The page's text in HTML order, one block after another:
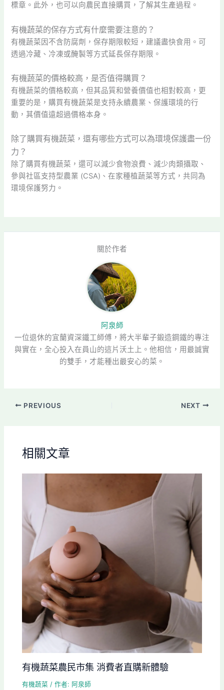
標章。此外，也可以向農民直接購買，了解其生產過程。
有機蔬菜的保存方式有什麼需要注意的？
有機蔬菜因不含防腐劑，保存期限較短，建議盡快食用。可
透過冷藏、冷凍或醃製等方式延長保存期限。
有機蔬菜的價格較高，是否值得購買？
有機蔬菜的價格較高，但其品質和營養價值也相對較高，更
重要的是，購買有機蔬菜是支持永續農業、保護環境的行
動，其價值遠超過價格本身。
除了購買有機蔬菜，還有哪些方式可以為環境保護盡一份
力？
除了購買有機蔬菜，還可以減少食物浪費、減少肉類攝取、
參與社區支持型農業 (CSA)、在家種植蔬菜等方式，共同為
環境保護努力。
關於作者
阿泉師
一位退休的宜蘭資深鐵工師傅，將大半輩子鍛造鋼鐵的專注
與實在，全心投入在員山的這片沃土上。他相信，用最誠實
的雙手，才能種出最安心的菜。
PREVIOUS NEXT
相關文章
有機蔬菜農民市集 消費者直購新體驗
有機蔬菜 / 作者: 阿泉師